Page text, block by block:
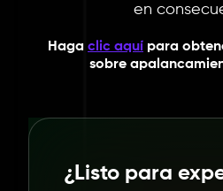
en
Haga clic aquí para
sobre
¿Listo para